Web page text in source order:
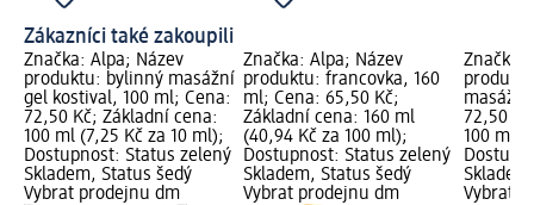
Zákazníci také zakoupili
Značka: Alpa; Název
produktu: bylinný masážní
gel kostival, 100 ml; Cena:
72,50 Kč; Základní cena:
100 ml (7,25 Kč za 10 ml);
Dostupnost: Status zelený
Skladem, Status šedý
Vybrat prodejnu dm
Značka: Alpa; Název
produktu: francovka, 160
ml; Cena: 65,50 Kč;
Základní cena: 160 ml
(40,94 Kč za 100 ml);
Dostupnost: Status zelený
Skladem, Status šedý
Vybrat prodejnu dm
Značka:
72,50
100 ml
Vybrat